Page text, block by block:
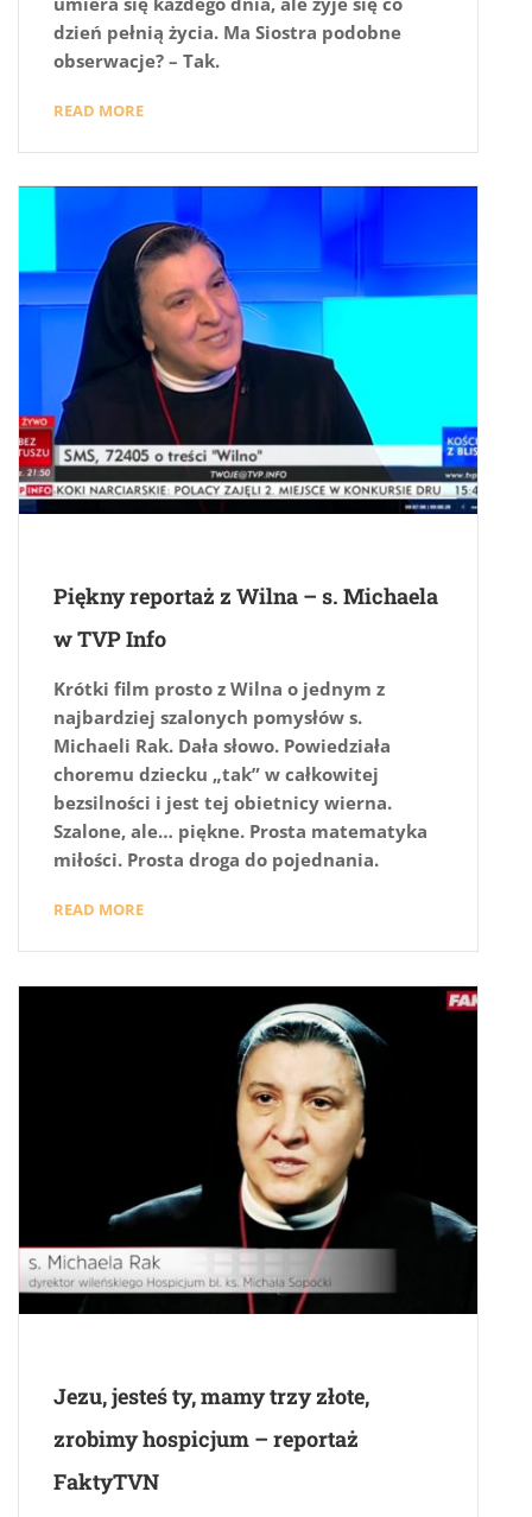
dzień pełnią życia. Ma Siostra podobne
obserwacje? – Tak.
READ MORE
Piękny reportaż z Wilna – s. Michaela
w TVP Info
Krótki film prosto z Wilna o jednym z
najbardziej szalonych pomysłów s.
Michaeli Rak. Dała słowo. Powiedziała
choremu dziecku „tak” w całkowitej
bezsilności i jest tej obietnicy wierna.
Szalone, ale… piękne. Prosta matematyka
miłości. Prosta droga do pojednania.
READ MORE
Jezu, jesteś ty, mamy trzy złote,
zrobimy hospicjum – reportaż
FaktyTVN